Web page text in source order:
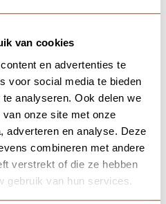
van cookies
en advertenties te
voor social media te bieden
analyseren. Ook delen we
onze site met onze
adverteren en analyse. Deze
combineren met andere
verstrekt of die ze hebben
gebruik van hun services.
: Als een bepaalde
betaalmethoden.
: Als het probleem
op met onze klantenservice. Ons
telefoon of live chat en helpt u